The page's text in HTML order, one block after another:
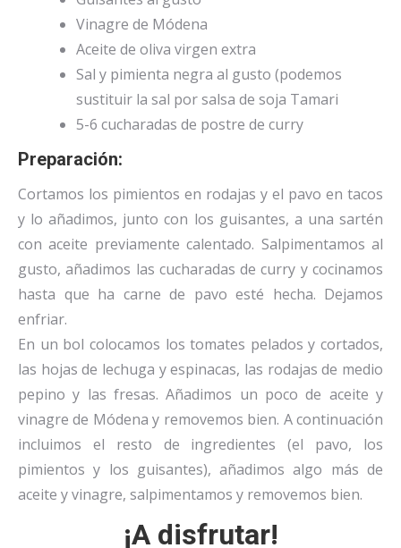
Vinagre de Módena
Aceite de oliva virgen extra
Sal y pimienta negra al gusto (podemos
sustituir la sal por salsa de soja Tamari
5-6 cucharadas de postre de curry
Preparación:
Cortamos los pimientos en rodajas y el pavo en tacos
y lo añadimos, junto con los guisantes, a una sartén
con aceite previamente calentado. Salpimentamos al
gusto, añadimos las cucharadas de curry y cocinamos
hasta que ha carne de pavo esté hecha. Dejamos
enfriar.
En un bol colocamos los tomates pelados y cortados,
las hojas de lechuga y espinacas, las rodajas de medio
pepino y las fresas. Añadimos un poco de aceite y
vinagre de Módena y removemos bien. A continuación
incluimos el resto de ingredientes (el pavo, los
pimientos y los guisantes), añadimos algo más de
aceite y vinagre, salpimentamos y removemos bien.
¡A disfrutar!